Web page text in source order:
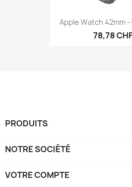
Apple Watch 42mm
78,78
PRODUITS
NOTRE SOCIÉTÉ
VOTRE COMPTE